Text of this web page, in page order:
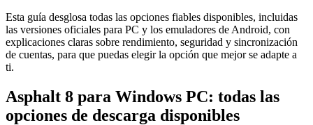
Esta guía desglosa todas las opciones fiables disponibles, incluidas
las versiones oficiales para PC y los emuladores de Android, con
explicaciones claras sobre rendimiento, seguridad y sincronización
de cuentas, para que puedas elegir la opción que mejor se adapte a
ti.
Asphalt 8 para Windows PC: todas las
opciones de descarga disponibles